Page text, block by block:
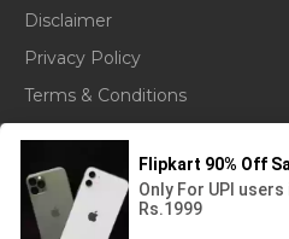
Disclaimer
Privacy Policy
Terms & Conditions
© GoQuora | All
Home|